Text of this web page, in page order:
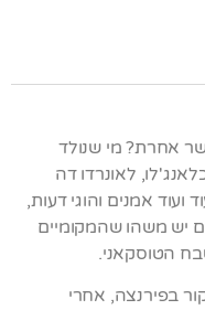
אחרת? מי שנולד
לאונרדו דה
ועוד אמנים והוגי דעות,
יש משהו שהמקומיים
הטוסקאני.
בפירנצה, אחרי